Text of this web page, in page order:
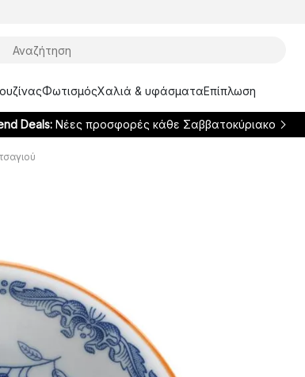
ΦωτισμόςΧαλιά & υφάσματαΕπίπλωση
Deals: Νέες προσφορές κάθε Σαββατοκύριακο